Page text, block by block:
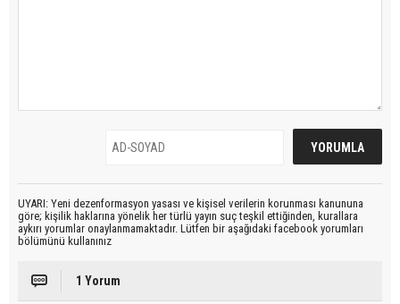
UYARI: Yeni dezenformasyon yasası ve kişisel verilerin korunması kanununa
göre; kişilik haklarına yönelik her türlü yayın suç teşkil ettiğinden, kurallara
aykırı yorumlar onaylanmamaktadır. Lütfen bir aşağıdaki facebook yorumları
bölümünü kullanınız
1 Yorum